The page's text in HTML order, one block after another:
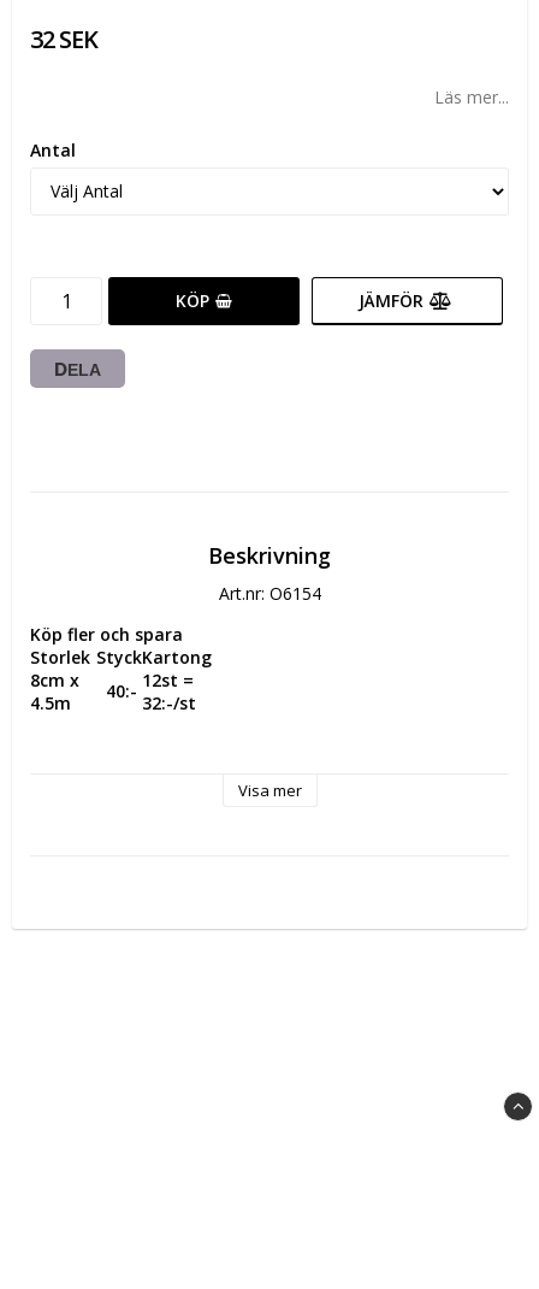
32 SEK
Läs mer...
Antal
KÖP JÄMFÖR
DELA
Beskrivning
Art.nr: O6154
Köp fler och spara
Storlek StyckKartong
8cm x
4.5m
40:- 12st =
32:-/st
Visa mer